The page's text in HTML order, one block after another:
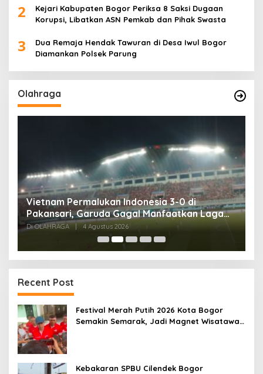
2
Kejari Kabupaten Bogor Periksa 8 Saksi Dugaan
Korupsi, Libatkan ASN Pemkab dan Pihak Swasta
3
Dua Remaja Hendak Tawuran di Desa Iwul Bogor
Diamankan Polsek Parung
Olahraga
Vietnam Permalukan Indonesia 3-0 di
Pakansari, Garuda Gagal Manfaatkan Laga
Kandang
Di OLAHRAGA 4 Agustus 2026
Recent Post
Festival Merah Putih 2026 Kota Bogor
Semakin Semarak, Jadi Magnet Wisatawan
Kebakaran SPBU Cilendek Bogor